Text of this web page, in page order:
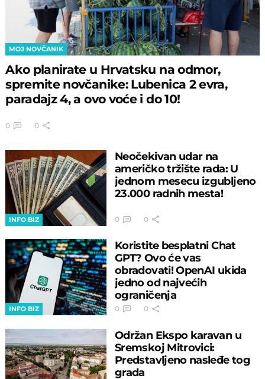
MOJ NOVČANIK
Ako planirate u Hrvatsku na odmor,
spremite novčanike: Lubenica 2 evra,
paradajz 4, a ovo voće i do 10!
0 0
INFO BIZ
Neočekivan udar na
američko tržište rada: U
jednom mesecu izgubljeno
23.000 radnih mesta!
0 0
INFO BIZ
Koristite besplatni Chat
GPT? Ovo će vas
obradovati! OpenAI ukida
jedno od najvećih
ograničenja
0 0
Održan Ekspo karavan u
Sremskoj Mitrovici:
Predstavljeno nasleđe tog
grada